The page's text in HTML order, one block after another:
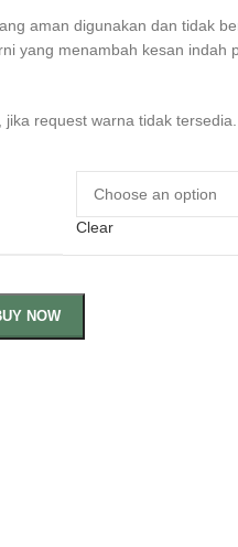
aman digunakan dan tidak
yang menambah kesan indah
request warna tidak tersedia.
Clear
NOW